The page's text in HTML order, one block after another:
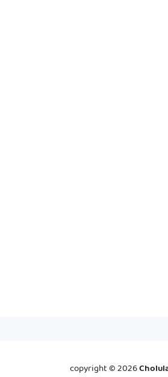
copyright ©2026